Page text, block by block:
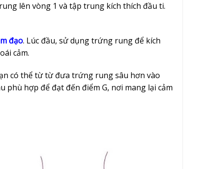
lên vòng 1 và tập trung kích thích đầu ti.
đạo. Lúc đầu, sử dụng trứng rung để kích
cảm.
có thể từ từ đưa trứng rung sâu hơn vào
phù hợp để đạt đến điểm G, nơi mang lại cảm